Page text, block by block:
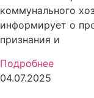
коммунального
информирует о
признания и
Подробнее
04.07.2025